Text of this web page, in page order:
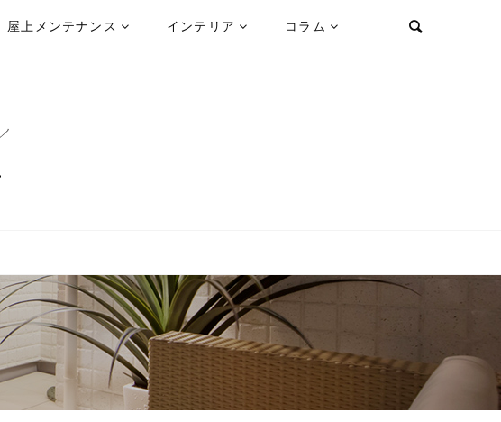
屋上メンテナンス インテリア コラム